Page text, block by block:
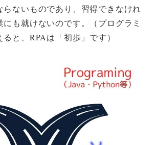
ないものであり、 習得できなけれ
にも就けないのです。（プログラミ
と、RPAは「初歩」です）